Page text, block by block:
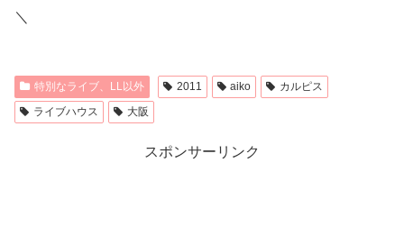
＼
特別なライブ、LL以外 2011 aiko
カルピス
ライブハウス
大阪
スポンサーリンク